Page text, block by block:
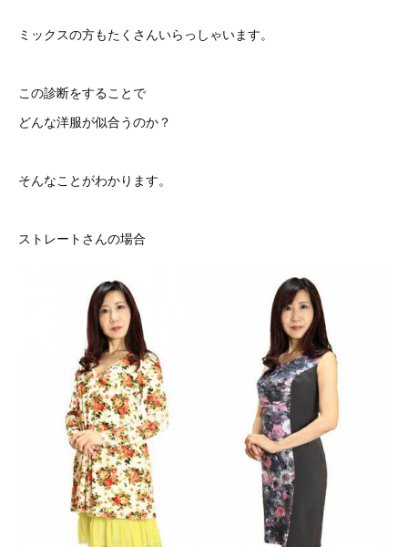
ミックスの方もたくさんいらっしゃいます。
この診断をすることで
どんな洋服が似合うのか？
そんなことがわかります。
ストレートさんの場合